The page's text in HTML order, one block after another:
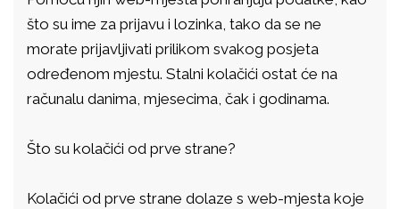
što su ime za prijavu i lozinka, tako da se ne
morate prijavljivati prilikom svakog posjeta
određenom mjestu. Stalni kolačići ostat će na
računalu danima, mjesecima, čak i godinama.
Što su kolačići od prve strane?
Kolačići od prve strane dolaze s web-mjesta koje